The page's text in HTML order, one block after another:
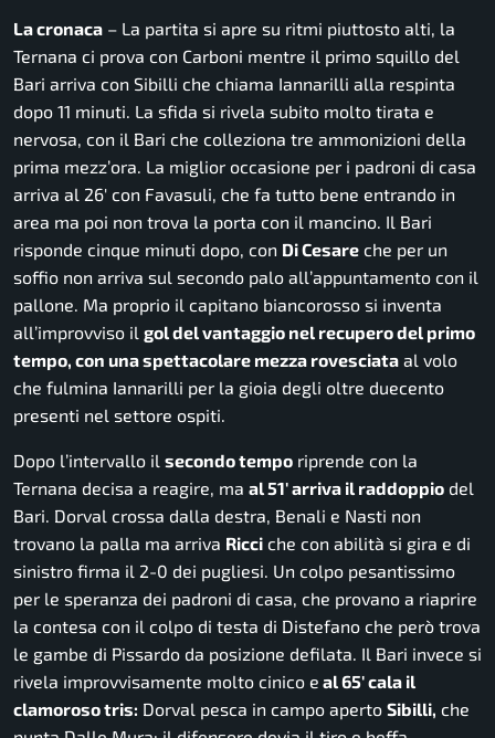
La cronaca – La partita si apre su ritmi piuttosto alti, la
Ternana ci prova con Carboni mentre il primo squillo del
Bari arriva con Sibilli che chiama Iannarilli alla respinta
dopo 11 minuti. La sfida si rivela subito molto tirata e
nervosa, con il Bari che colleziona tre ammonizioni della
prima mezz’ora. La miglior occasione per i padroni di casa
arriva al 26′ con Favasuli, che fa tutto bene entrando in
area ma poi non trova la porta con il mancino. Il Bari
risponde cinque minuti dopo, con Di Cesare che per un
soffio non arriva sul secondo palo all’appuntamento con il
pallone. Ma proprio il capitano biancorosso si inventa
all’improvviso il gol del vantaggio nel recupero del primo
tempo, con una spettacolare mezza rovesciata al volo
che fulmina Iannarilli per la gioia degli oltre duecento
presenti nel settore ospiti.
Dopo l’intervallo il secondo tempo riprende con la
Ternana decisa a reagire, ma al 51′ arriva il raddoppio del
Bari. Dorval crossa dalla destra, Benali e Nasti non
trovano la palla ma arriva Ricci che con abilità si gira e di
sinistro firma il 2-0 dei pugliesi. Un colpo pesantissimo
per le speranza dei padroni di casa, che provano a riaprire
la contesa con il colpo di testa di Distefano che però trova
le gambe di Pissardo da posizione defilata. Il Bari invece si
rivela improvvisamente molto cinico e al 65′ cala il
clamoroso tris: Dorval pesca in campo aperto Sibilli, che